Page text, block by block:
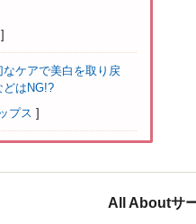
]
なケアで美白を取り戻
どはNG!?
プス ]
All Aboutサ